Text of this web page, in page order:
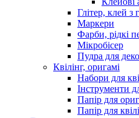
Глітер, клей з
Маркери
Фарби, рідкі
Мікробісер
Пудра для
Квілінг, оригамі
Набори для
Інструменти
Папір для
Папір для